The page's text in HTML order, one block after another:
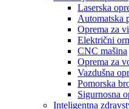
Laserska
Automatska
Oprema za
Električni
CNC mašina
Oprema za
Vazdušna
Pomorska
Sigurnosna
Inteligentna